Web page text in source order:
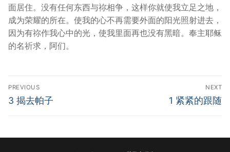
面居住。没有任何东西与祢相争，这样你就使我立足之地，
成为荣耀的所在。使我的心不再需要外面的阳光照射进去，
因为有祢作我心中的光，使我里面再也没有黑暗。奉主耶稣
的名祈求，阿们。
Post
navigation
PREVIOUS
Previous
3 揭去帕子
NEXT
Next
1 紧紧的跟随